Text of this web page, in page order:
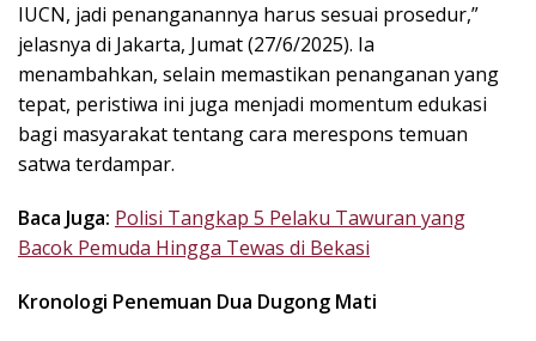
IUCN, jadi penanganannya harus sesuai prosedur,”
jelasnya di Jakarta, Jumat (27/6/2025). Ia
menambahkan, selain memastikan penanganan yang
tepat, peristiwa ini juga menjadi momentum edukasi
bagi masyarakat tentang cara merespons temuan
satwa terdampar.
Baca Juga: Polisi Tangkap 5 Pelaku Tawuran yang
Bacok Pemuda Hingga Tewas di Bekasi
Kronologi Penemuan Dua Dugong Mati